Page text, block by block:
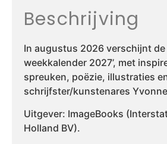
Beschrijving
In augustus 2026 verschijnt de
weekkalender 2027’, met
spreuken, poëzie, illustraties
schrijfster/kunstenares
Uitgever: ImageBooks
Holland BV).